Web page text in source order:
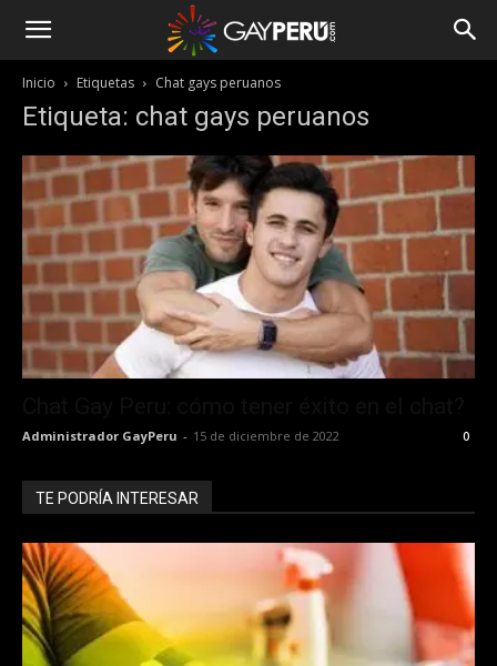
Inicio Etiquetas Chat gays peruanos
Etiqueta: chat gays peruanos
Administrador GayPeru - 15 de diciembre de 2022 0
TE PODRÍA INTERESAR